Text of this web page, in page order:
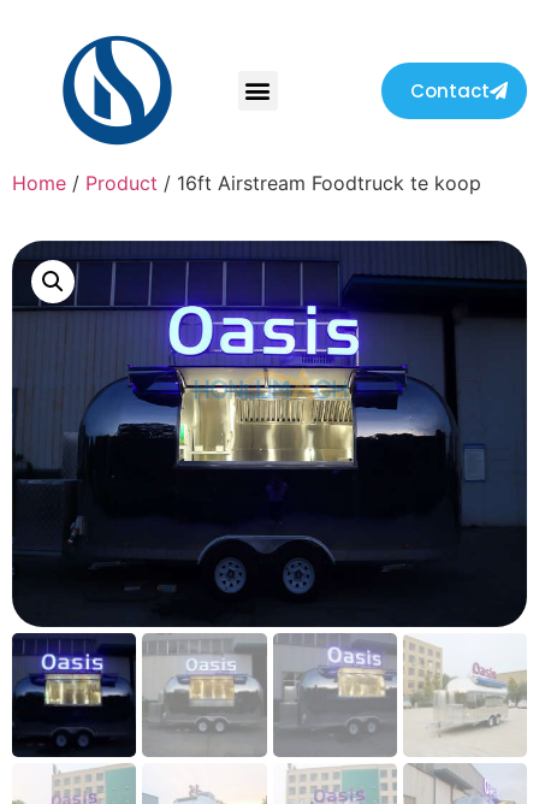
Contact
Home / Product / 16ft Airstream Foodtruck te koop